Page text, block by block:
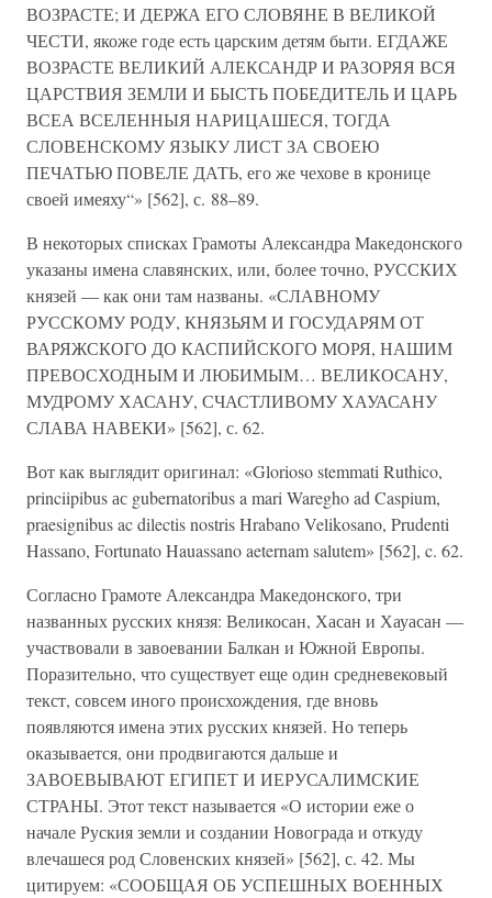
ВОЗРАСТЕ; И ДЕРЖА ЕГО СЛОВЯНЕ В ВЕЛИКОЙ
ЧЕСТИ, якоже годе есть царским детям быти. ЕГДАЖЕ
ВОЗРАСТЕ ВЕЛИКИЙ АЛЕКСАНДР И РАЗОРЯЯ ВСЯ
ЦАРСТВИЯ ЗЕМЛИ И БЫСТЬ ПОБЕДИТЕЛЬ И ЦАРЬ
ВСЕА ВСЕЛЕННЫЯ НАРИЦАШЕСЯ, ТОГДА
СЛОВЕНСКОМУ ЯЗЫКУ ЛИСТ ЗА СВОЕЮ
ПЕЧАТЬЮ ПОВЕЛЕ ДАТЬ, его же чехове в кронице
своей имеяху“» [562], с. 88–89.
В некоторых списках Грамоты Александра Македонского
указаны имена славянских, или, более точно, РУССКИХ
князей — как они там названы. «СЛАВНОМУ
РУССКОМУ РОДУ, КНЯЗЬЯМ И ГОСУДАРЯМ ОТ
ВАРЯЖСКОГО ДО КАСПИЙСКОГО МОРЯ, НАШИМ
ПРЕВОСХОДНЫМ И ЛЮБИМЫМ… ВЕЛИКОСАНУ,
МУДРОМУ ХАСАНУ, СЧАСТЛИВОМУ ХАУАСАНУ
СЛАВА НАВЕКИ» [562], с. 62.
Вот как выглядит оригинал: «Glorioso stemmati Ruthico,
princiipibus ас gubernatoribus a mari Waregho ad Caspium,
praesignibus ac dilectis nostris Hrabano Velikosano, Prudenti
Hassano, Fortunato Hauassano aeternam salutem» [562], c. 62.
Согласно Грамоте Александра Македонского, три
названных русских князя: Великосан, Хасан и Хауасан —
участвовали в завоевании Балкан и Южной Европы.
Поразительно, что существует еще один средневековый
текст, совсем иного происхождения, где вновь
появляются имена этих русских князей. Но теперь
оказывается, они продвигаются дальше и
ЗАВОЕВЫВАЮТ ЕГИПЕТ И ИЕРУСАЛИМСКИЕ
СТРАНЫ. Этот текст называется «О истории еже о
начале Руския земли и создании Новограда и откуду
влечашеся род Словенских князей» [562], с. 42. Мы
цитируем: «СООБЩАЯ ОБ УСПЕШНЫХ ВОЕННЫХ